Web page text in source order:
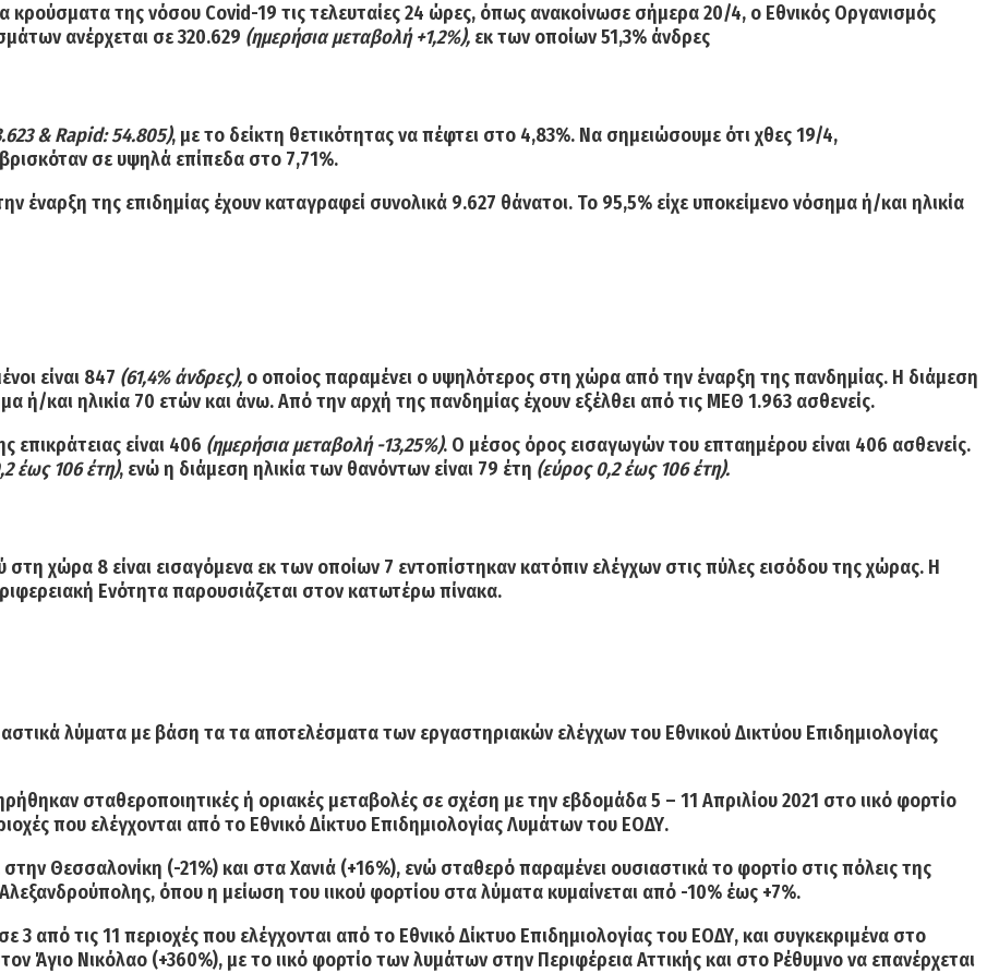
κρούσματατης νόσου Covid-19 τις τελευταίες 24 ώρες, όπως ανακοίνωσε σήμερα 20/4, ο Εθνικός Οργανισμός
ανέρχεται σε320.629 (ημερήσια μεταβολή +1,2%), εκ των οποίων 51,3% άνδρες
& Rapid: 54.805), με το δείκτη θετικότηταςνα πέφτει στο 4,83%. Να σημειώσουμε ότι χθες 19/4,
σε υψηλά επίπεδα στο 7,71%.
έναρξη της επιδημίας έχουν καταγραφεί συνολικά 9.627 θάνατοι. Το 95,5% είχε υποκείμενο νόσημα ή/και ηλικία
είναι 847 (61,4% άνδρες), ο οποίος παραμένει ο υψηλότερος στη χώρα από την έναρξη της πανδημίας. Η διάμεση
ή/και ηλικία 70 ετών και άνω. Από την αρχή της πανδημίας έχουν εξέλθει από τις ΜΕΘ 1.963 ασθενείς.
είναι 406 (ημερήσια μεταβολή -13,25%). Ο μέσος όρος εισαγωγών του επταημέρου είναι 406 ασθενείς.
έως 106 έτη), ενώ η διάμεση ηλικία των θανόντων είναι 79 έτη (εύρος 0,2 έως 106 έτη).
στη χώρα 8 είναι εισαγόμενα εκ των οποίων 7 εντοπίστηκαν κατόπιν ελέγχων στις πύλες εισόδου της χώρας. Η
Ενότηταπαρουσιάζεται στον κατωτέρω πίνακα.
αστικά λύματα με βάση τα τα αποτελέσματα των εργαστηριακών ελέγχων του Εθνικού Δικτύου Επιδημιολογίας
σταθεροποιητικές ή οριακές μεταβολές σε σχέση με την εβδομάδα 5 – 11 Απριλίου 2021 στο ιικό φορτίο
που ελέγχονται από το Εθνικό Δίκτυο Επιδημιολογίας Λυμάτων του ΕΟΔΥ.
στην Θεσσαλονίκη (-21%) και σταΧανιά (+16%), ενώ σταθερό παραμένει ουσιαστικά το φορτίο στις πόλεις της
, όπου η μείωση του ιικού φορτίου στα λύματα κυμαίνεται από -10% έως +7%.
3 από τις 11 περιοχές που ελέγχονται από το Εθνικό Δίκτυο Επιδημιολογίας του ΕΟΔΥ, και συγκεκριμένα στο
Άγιο Νικόλαο (+360%), με το ιικό φορτίο των λυμάτων στην Περιφέρεια Αττικής και στο Ρέθυμνο να επανέρχεται